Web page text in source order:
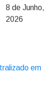
8 de Junho,
2026